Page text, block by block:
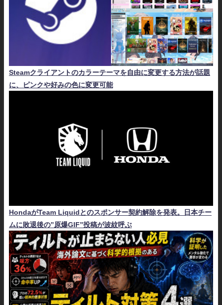
Steamクライアントのカラーテーマを自由に変更する方法が話題
に、ピンクや好みの色に変更可能
HondaがTeam Liquidとのスポンサー契約解除を発表。日本チー
ムに敗退後の”原爆GIF”投稿が波紋呼ぶ